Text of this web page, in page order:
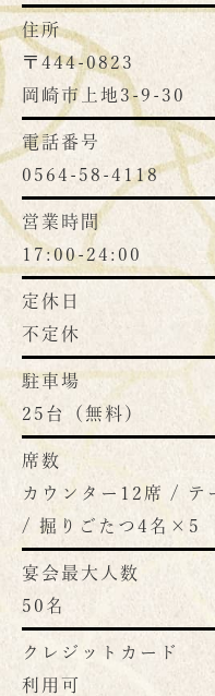
住所
〒444-0823
岡崎市上地3-9-30
電話番号
0564-58-4118
営業時間
17:00-24:00
定休日
不定休
駐車場
25台（無料）
席数
カウンター12席 /
/ 掘りごたつ4名×5
宴会最大人数
50名
クレジットカード
利用可